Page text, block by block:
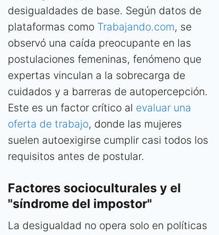
desigualdades de base. Según datos de
plataformas como Trabajando.com, se
observó una caída preocupante en las
postulaciones femeninas, fenómeno que
expertas vinculan a la sobrecarga de
cuidados y a barreras de autopercepción.
Este es un factor crítico al evaluar una
oferta de trabajo, donde las mujeres
suelen autoexigirse cumplir casi todos los
requisitos antes de postular.
Factores socioculturales y el
"síndrome del impostor"
La desigualdad no opera solo en políticas